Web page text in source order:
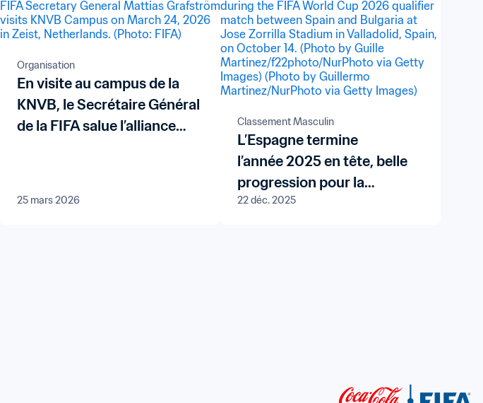
Organisation
En visite au campus de la
KNVB, le Secrétaire Général
de la FIFA salue l’alliance
25 mars 2026
Classement Masculin
L’Espagne termine
l’année 2025 en tête, belle
progression pour la
Jordanie
22 déc. 2025